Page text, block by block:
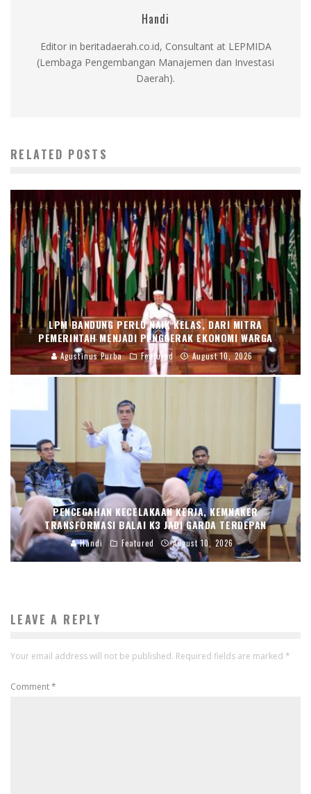
Handi
Editor in beritadaerah.co.id, Consultant at LEPMIDA
(Lembaga Pengembangan Manajemen dan Investasi
Daerah).
RELATED POSTS
LPM BANDUNG PERLU NAIK KELAS, DARI MITRA
PEMERINTAH MENJADI PENGGERAK EKONOMI WARGA
Agustinus Purba Featured August 10, 2026
PENCEGAHAN KECELAKAAN KERJA, KEMNAKER
TRANSFORMASI BALAI K3 JADI GARDA TERDEPAN
Handi Featured August 10, 2026
LEAVE A REPLY
Your email address will not be published. Required fields are marked *
Comment*